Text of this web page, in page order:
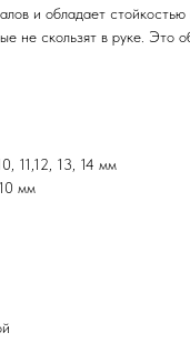
и обладает стойкостью
не скользят в руке. Это
11,12, 13, 14 мм
мм